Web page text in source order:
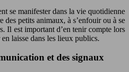
se manifester dans la vie quotidienne
des petits animaux, à s’enfouir ou à se
Il est important d’en tenir compte lors
laisse dans les lieux publics.
et des signaux